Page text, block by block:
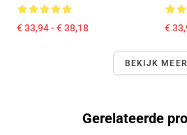
€ 33,94 - € 38,18 €
BEKIJK MEER
Gerelateerde